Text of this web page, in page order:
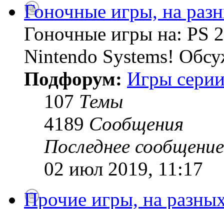
Гоночные игры, на
Гоночные игры на: PS
Nintendo Systems!
Подфорум: Игры
107 Темы
4189 Сообщения
Последнее сообщение
02 июл 2019, 11:17
Прочие игры, на